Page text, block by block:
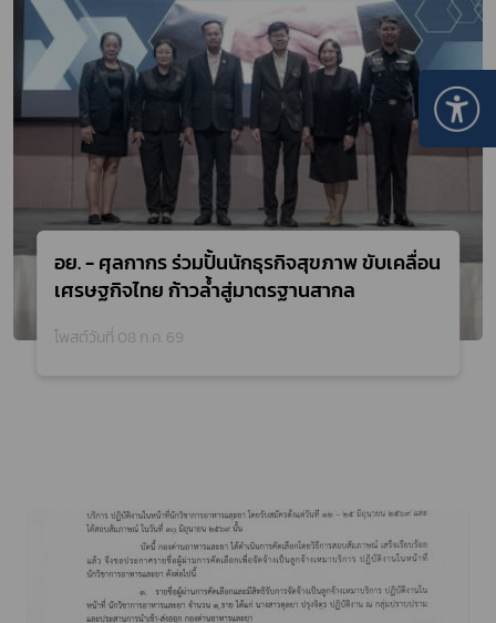
อย. - ศุลกากร ร่วมปั้นนักธุรกิจสุขภาพ ขับเคลื่อน
เศรษฐกิจไทย ก้าวล้ำสู่มาตรฐานสากล
โพสต์วันที่ 08 ก.ค. 69